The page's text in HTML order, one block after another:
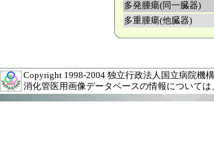
多発腫瘍(同一臓器)
多重腫瘍(他臓器)
Copyright 1998-2004 独立行政法人国立病院機
消化管医用画像データベースの情報について